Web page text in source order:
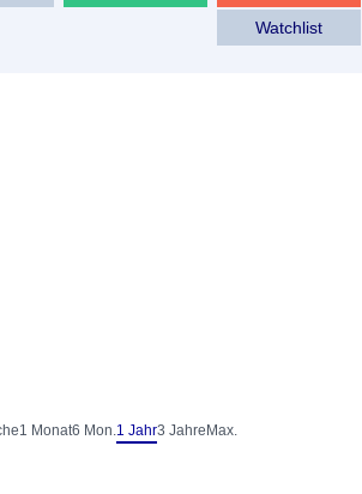
Watchlist
1 Monat6 Mon.1 Jahr3 Jahre Max.